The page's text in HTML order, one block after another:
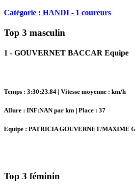
Catégorie : HANDI - 1 coureurs
Top 3 masculin
1 - GOUVERNET BACCAR Equipe
Temps : 3:30:23.84 | Vitesse moyenne : km/h
Allure : INF:NAN par km | Place : 37
Equipe : PATRICIA GOUVERNET/MAXIME
Top 3 féminin